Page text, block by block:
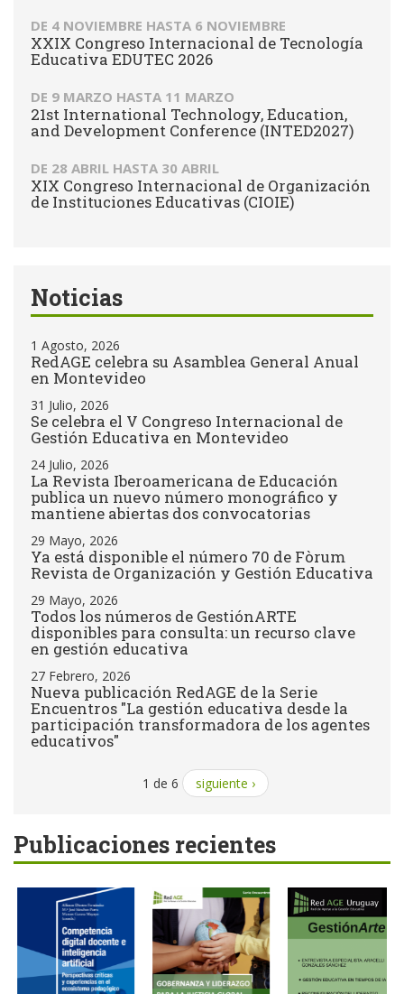
DE 4 NOVIEMBRE HASTA 6 NOVIEMBRE
XXIX Congreso Internacional de Tecnología
Educativa EDUTEC 2026
DE 9 MARZO HASTA 11 MARZO
21st International Technology, Education,
and Development Conference (INTED2027)
DE 28 ABRIL HASTA 30 ABRIL
XIX Congreso Internacional de Organización
de Instituciones Educativas (CIOIE)
Noticias
1 Agosto, 2026
RedAGE celebra su Asamblea General Anual
en Montevideo
31 Julio, 2026
Se celebra el V Congreso Internacional de
Gestión Educativa en Montevideo
24 Julio, 2026
La Revista Iberoamericana de Educación
publica un nuevo número monográfico y
mantiene abiertas dos convocatorias
29 Mayo, 2026
Ya está disponible el número 70 de Fòrum
Revista de Organización y Gestión Educativa
29 Mayo, 2026
Todos los números de GestiónARTE
disponibles para consulta: un recurso clave
en gestión educativa
27 Febrero, 2026
Nueva publicación RedAGE de la Serie
Encuentros "La gestión educativa desde la
participación transformadora de los agentes
educativos"
1 de 6 siguiente ›
Publicaciones recientes